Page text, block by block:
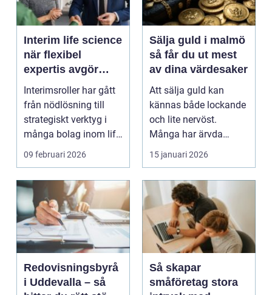
Interim life science
när flexibel
expertis avgör
takten
Interimsroller har gått
från nödlösning till
strategiskt verktyg i
många bolag inom life
science. Nä...
09 februari 2026
Sälja guld i malmö
så får du ut mest
av dina värdesaker
Att sälja guld kan
kännas både lockande
och lite nervöst.
Många har ärvda
smycken, gamla
släktklenod...
15 januari 2026
Redovisningsbyrå
i Uddevalla – så
Så skapar
småföretag stora